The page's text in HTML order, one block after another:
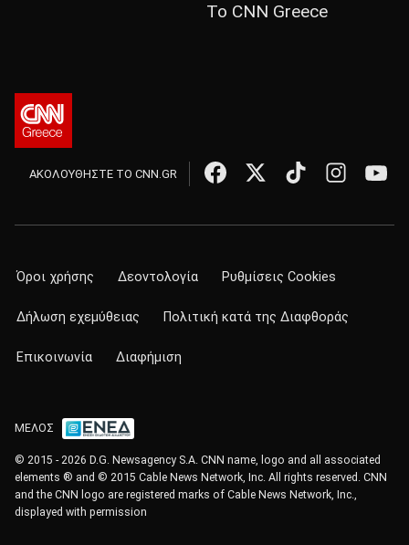
Το CNN Greece
ΑΚΟΛΟΥΘΗΣΤΕ ΤΟ CNN.GR
Όροι χρήσης Δεοντολογία Ρυθμίσεις Cookies
Δήλωση εχεμύθειας Πολιτική κατά της Διαφθοράς
Επικοινωνία Διαφήμιση
ΜΕΛΟΣ
© 2015 - 2026 D.G. Newsagency S.A. CNN name, logo and all associated
elements ® and © 2015 Cable News Network, Inc. All rights reserved. CNN
and the CNN logo are registered marks of Cable News Network, Inc.,
displayed with permission